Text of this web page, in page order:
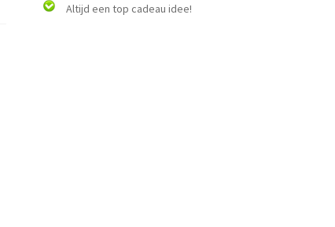
Altijd een top cadeau idee!